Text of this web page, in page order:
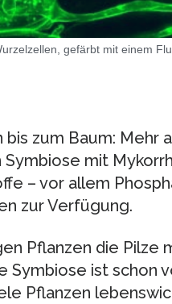
gefärbt mit einem
zum Baum: Mehr
mit
– vor allem
zur Verfügung.
Pflanzen die Pilze
Symbiose ist schon
Pflanzen